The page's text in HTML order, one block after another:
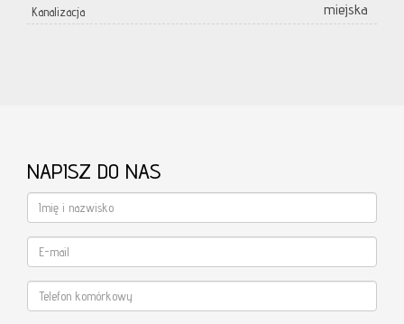
Kanalizacja miejska
NAPISZ DO NAS